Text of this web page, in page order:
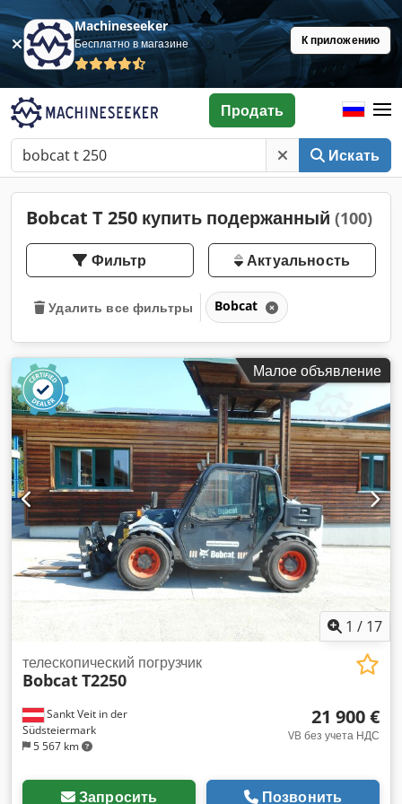
Machineseeker
Бесплатно в магазине К приложению
Искать
Продать
Bobcat T 250 купить подержанный (100)
Фильтр Актуальность
Удалить все фильтры Bobcat
Малое объявление
1 / 17
Sankt Veit in der
Südsteiermark
5 567 km
телескопический погрузчик
BobcatT2250
21 900 €
VB без учета НДС
Запросить Позвонить